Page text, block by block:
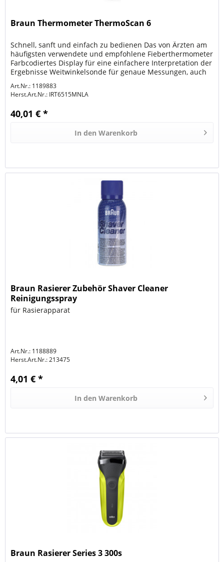
Braun Thermometer ThermoScan 6
Schnell, sanft und einfach zu bedienen Das von Ärzten am
häufigsten verwendete und empfohlene Fieberthermometer
Farbcodiertes Display für eine einfachere Interpretation der
Ergebnisse Weitwinkelsonde für genaue Messungen, auch
Art.Nr.: 1189883
Herst.Art.Nr.: IRT6515MNLA
40,01 € *
In den Warenkorb
Braun Rasierer Zubehör Shaver Cleaner
Reinigungsspray
für Rasierapparat
Art.Nr.: 1188889
Herst.Art.Nr.:213475
4,01 € *
In den Warenkorb
Braun Rasierer Series 3 300s